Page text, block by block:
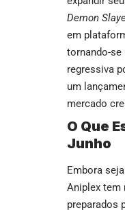
Demon
em
tornando-
regressiva
um
mercado
O Que
Junho
Embora
Aniplex tem
preparados